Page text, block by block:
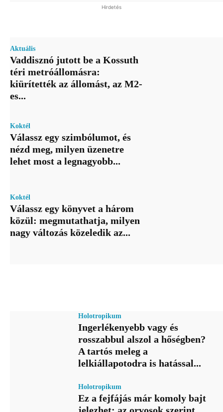
Hirdetés
Aktuális
Vaddisznó jutott be a Kossuth
téri metróállomásra:
kiürítették az állomást, az M2-
es...
Koktél
Válassz egy szimbólumot, és
nézd meg, milyen üzenetre
lehet most a legnagyobb...
Koktél
Válassz egy könyvet a három
közül: megmutathatja, milyen
nagy változás közeledik az...
Holotropikum
Ingerlékenyebb vagy és
rosszabbul alszol a hőségben?
A tartós meleg a
lelkiállapotodra is hatással...
Holotropikum
Ez a fejfájás már komoly bajt